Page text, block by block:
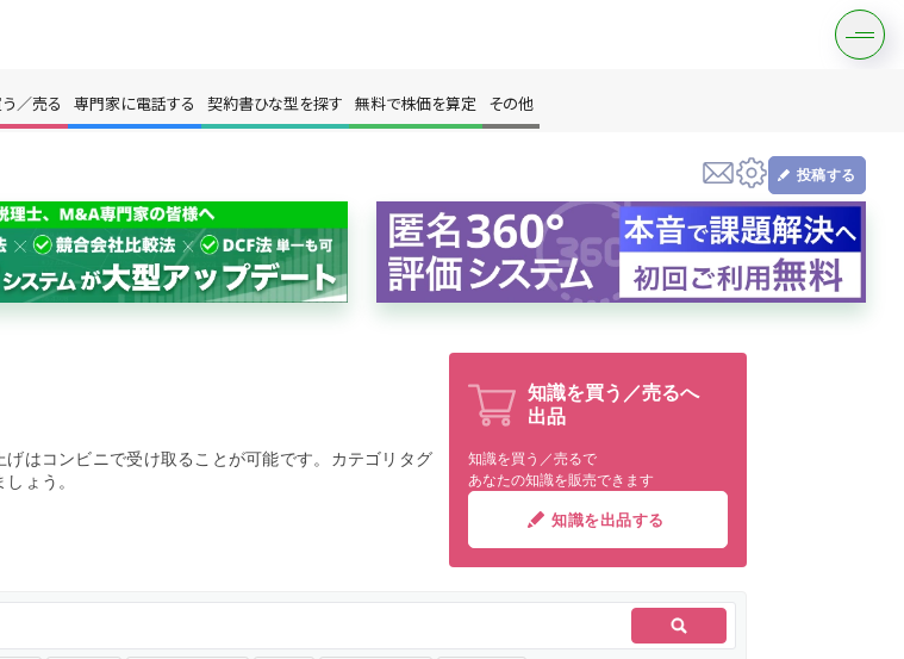
契約書ひな型を探す
無料で株価を算定
試し
／売る 専門家に電話する 契約書ひな型を探す 無料で株価を算定 その他
投稿する
はコンビニで受け取ることが可能です。カテゴリタグ
ょう。
知識を買う／売るへ
出品
知識を買う／売るで
あなたの知識を販売できます
知識を出品する